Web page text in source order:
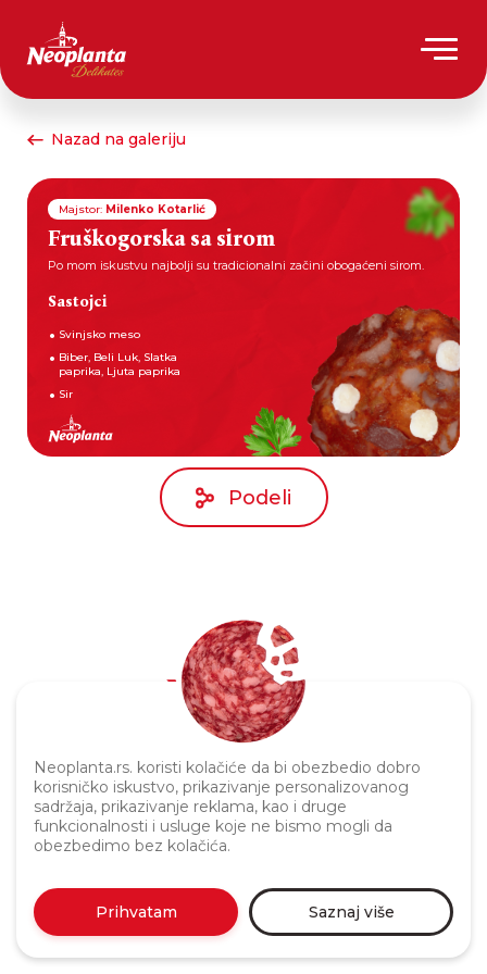
Neoplanta.rs. koristi kolačiće da bi obezbedio dobro
korisničko iskustvo, prikazivanje personalizovanog
sadržaja, prikazivanje reklama, kao i druge
funkcionalnosti i usluge koje ne bismo mogli da
obezbedimo bez kolačića.
Prihvatam Saznaj više
Nazad na galeriju
Majstor: Milenko Kotarlić
Fruškogorska sa sirom
Po mom iskustvu najbolji su tradicionalni začini obogaćeni sirom.
Sastojci
Svinjsko meso
Biber, Beli Luk, Slatka
paprika, Ljuta paprika
Sir
Podeli